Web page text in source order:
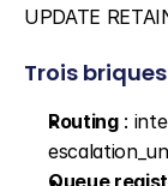
UPDATE
Trois briques
Routing :
Queue